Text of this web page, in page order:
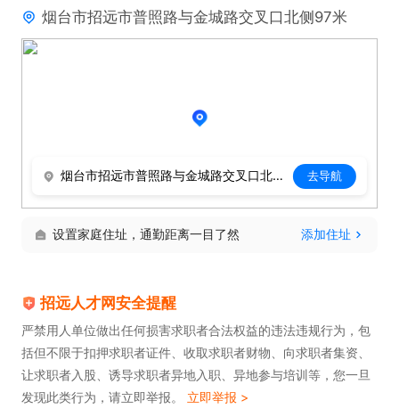
烟台市招远市普照路与金城路交叉口北侧97米
烟台市招远市普照路与金城路交叉口北侧97米 去导航
设置家庭住址，通勤距离一目了然 添加住址
招远人才网安全提醒
严禁用人单位做出任何损害求职者合法权益的违法违规行为，包
括但不限于扣押求职者证件、收取求职者财物、向求职者集资、
让求职者入股、诱导求职者异地入职、异地参与培训等，您一旦
发现此类行为，请立即举报。 立即举报 >